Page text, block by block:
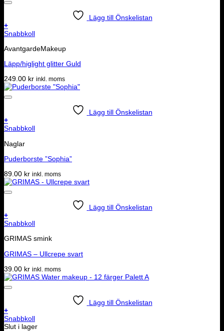
Lägg till Önskelistan
+
Snabbkoll
AvantgardeMakeup
Läpp/higlight glitter Guld
249.00 kr inkl. moms
Lägg till Önskelistan
+
Snabbkoll
Naglar
Puderborste ”Sophia”
89.00 kr inkl. moms
Lägg till Önskelistan
+
Snabbkoll
GRIMAS smink
GRIMAS – Ullcrepe svart
39.00 kr inkl. moms
Lägg till Önskelistan
+
Snabbkoll
Slut i lager